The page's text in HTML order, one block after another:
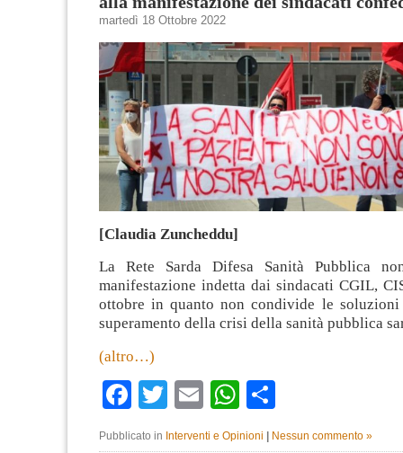
martedì 18 Ottobre 2022
[Claudia Zuncheddu]
La Rete Sarda Difesa Sanità Pubblica
manifestazione indetta dai sindacati CGIL,
ottobre in quanto non condivide le
superamento della crisi della sanità pubblica
(altro…)
Facebook
TwitterEmailWhatsApp
Pubblicato in Interventi e Opinioni | Nessun commento »